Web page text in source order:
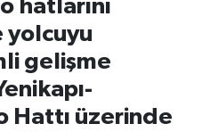
hatlarını
yolcuyu
gelişme
Hattı üzerinde